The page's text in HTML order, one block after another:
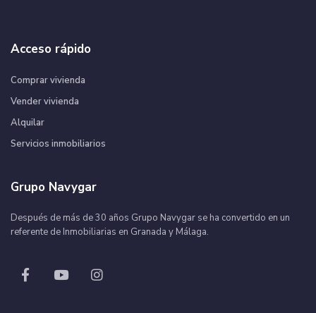
Acceso rápido
Comprar vivienda
Vender vivienda
Alquilar
Servicios inmobiliarios
Grupo Navygar
Después de más de 30 años Grupo Navygar se ha convertido en un
referente de Inmobiliarias en Granada y Málaga.